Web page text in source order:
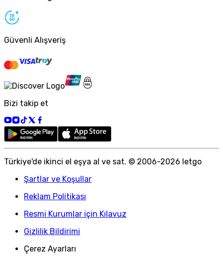
Güvenli Alışveriş
Bizi takip et
Türkiye'de ikinci el eşya al ve sat. © 2006-2026 letgo
Şartlar ve Koşullar
Reklam Politikası
Resmi Kurumlar için Kılavuz
Gizlilik Bildirimi
Çerez Ayarları